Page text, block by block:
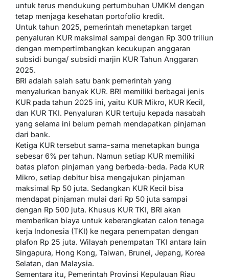
untuk terus mendukung pertumbuhan UMKM dengan
tetap menjaga kesehatan portofolio kredit.
Untuk tahun 2025, pemerintah menetapkan target
penyaluran KUR maksimal sampai dengan Rp 300 triliun
dengan mempertimbangkan kecukupan anggaran
subsidi bunga/ subsidi marjin KUR Tahun Anggaran
2025.
BRI adalah salah satu bank pemerintah yang
menyalurkan banyak KUR. BRI memiliki berbagai jenis
KUR pada tahun 2025 ini, yaitu KUR Mikro, KUR Kecil,
dan KUR TKI. Penyaluran KUR tertuju kepada nasabah
yang selama ini belum pernah mendapatkan pinjaman
dari bank.
Ketiga KUR tersebut sama-sama menetapkan bunga
sebesar 6% per tahun. Namun setiap KUR memiliki
batas plafon pinjaman yang berbeda-beda. Pada KUR
Mikro, setiap debitur bisa mengajukan pinjaman
maksimal Rp 50 juta. Sedangkan KUR Kecil bisa
mendapat pinjaman mulai dari Rp 50 juta sampai
dengan Rp 500 juta. Khusus KUR TKI, BRI akan
memberikan biaya untuk keberangkatan calon tenaga
kerja Indonesia (TKI) ke negara penempatan dengan
plafon Rp 25 juta. Wilayah penempatan TKI antara lain
Singapura, Hong Kong, Taiwan, Brunei, Jepang, Korea
Selatan, dan Malaysia.
Sementara itu, Pemerintah Provinsi Kepulauan Riau